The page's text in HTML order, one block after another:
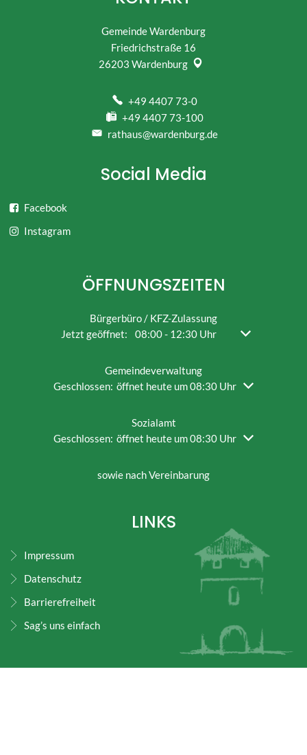
Gemeinde Wardenburg
Friedrichstraße 16
26203 Wardenburg
+49 4407 73-0
+49 4407 73-100
rathaus@wardenburg.de
Social Media
Facebook
Instagram
ÖFFNUNGSZEITEN
Bürgerbüro / KFZ-Zulassung
Klicken, um weitere Öffnungs- oder Schließzeiten
Jetzt geöffnet: 08:00- 12:30 Uhr Von 08:00 bis
Gemeindeverwaltung
Klicken, um weitere Öffnungs- oder Schließzeiten
Geschlossen: öffnet heute um 08:30 Uhr
Sozialamt
Klicken, um weitere Öffnungs- oder Schließzeiten
Geschlossen: öffnet heute um 08:30 Uhr
sowie nach Vereinbarung
LINKS
Impressum
Datenschutz
Barrierefreiheit
Sag’s uns einfach